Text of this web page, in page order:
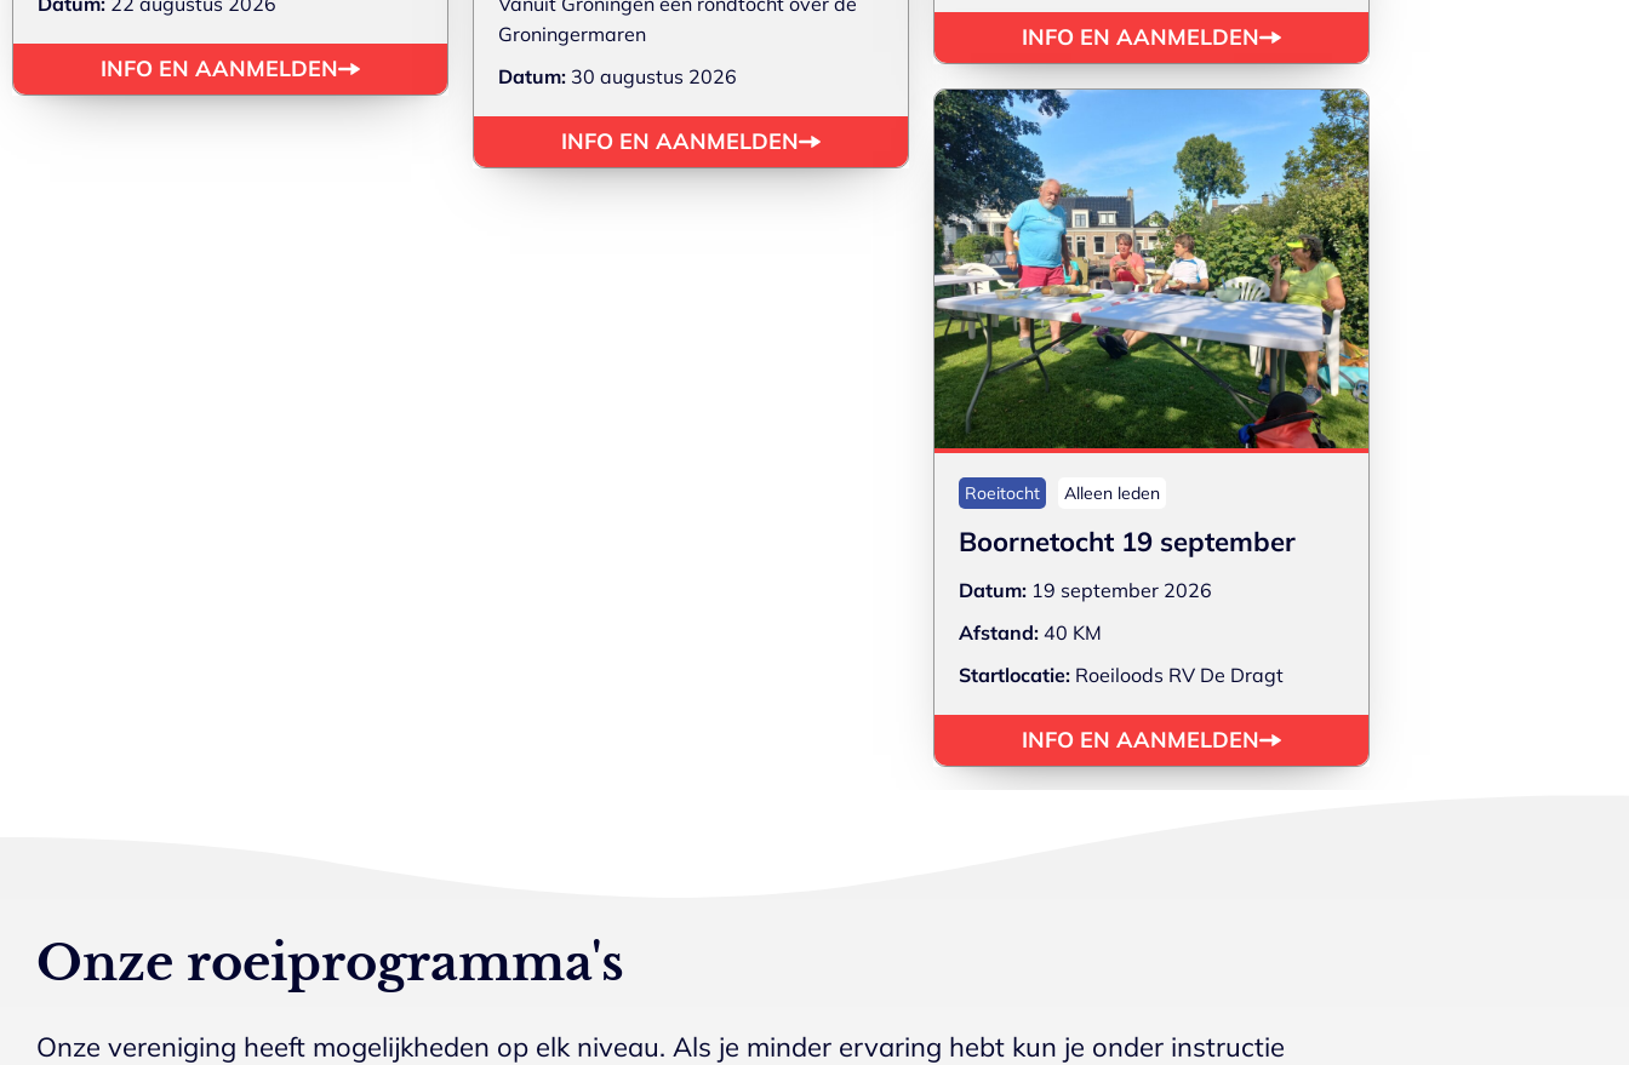
INFO EN AANMELDEN
Groningermaren
Datum:30 augustus 2026
INFO EN AANMELDEN
INFO EN AANMELDEN
Roeitocht Alleen leden
Boornetocht 19 september
Datum:19 september 2026
Afstand:40 KM
Startlocatie:Roeiloods RV De Dragt
INFO EN AANMELDEN
Onze roeiprogramma's
Onze vereniging heeft mogelijkheden op elk niveau. Als je minder ervaring hebt kun je onder instructie